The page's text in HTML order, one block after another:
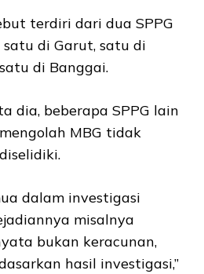
terdiri dari dua SPPG
di Garut, satu di
di Banggai.
dia, beberapa SPPG lain
MBG tidak
dalam investigasi
misalnya
bukan keracunan,
hasil investigasi,”